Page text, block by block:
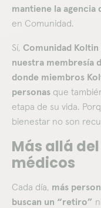
mantiene la agencia
en Comunidad.
Sí, Comunidad
nuestra membresía
donde miembros
personas que
etapa de su vida.
bienestar no son
Más allá
médicos
Cada día, más
buscan un “retiro”